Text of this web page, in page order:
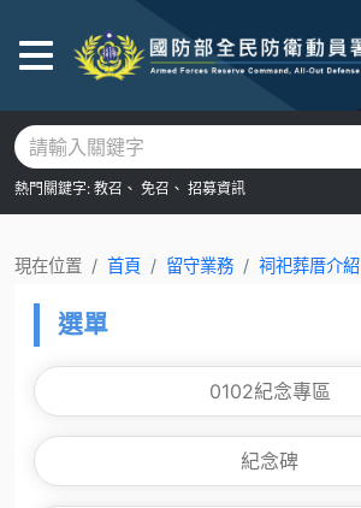
熱門關鍵字: 教召、 免召、 招募資訊
現在位置 首頁 留守業務 祠祀葬厝介紹
選單
0102紀念專區
紀念碑